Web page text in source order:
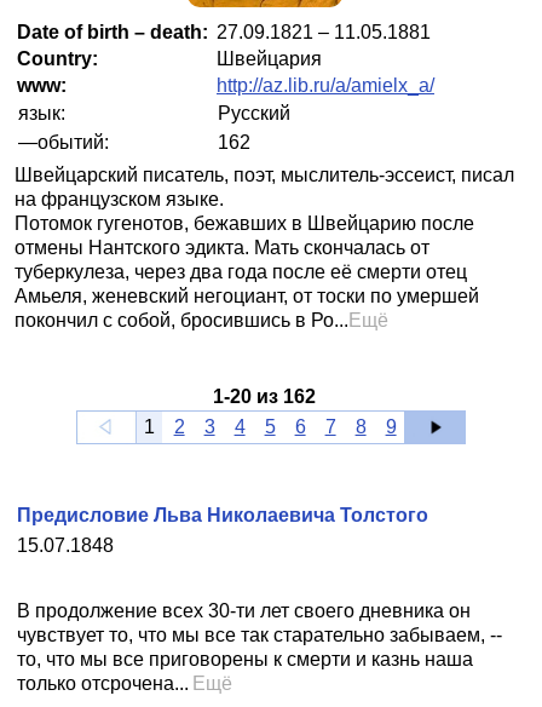
Date of birth – death: 27.09.1821 – 11.05.1881
Country:
Швейцария
www:
http://az.lib.ru/a/amielx_a/
язык:
Русский
—обытий:
162
Швейцарский писатель, поэт, мыслитель-эссеист, писал
на французском языке.
Потомок гугенотов, бежавших в Швейцарию после
отмены Нантского эдикта. Мать скончалась от
туберкулеза, через два года после её смерти отец
Амьеля, женевский негоциант, от тоски по умершей
покончил с собой, бросившись в Ро... Ещё
1-20 из 162
1
2 3 4 5 6 7 8 9
15.07.1848
Предисловие Льва Николаевича Толстого
В продолжение всех 30-ти лет своего дневника он
чувствует то, что мы все так старательно забываем, --
то, что мы все приговорены к смерти и казнь наша
только отсрочена... Ещё